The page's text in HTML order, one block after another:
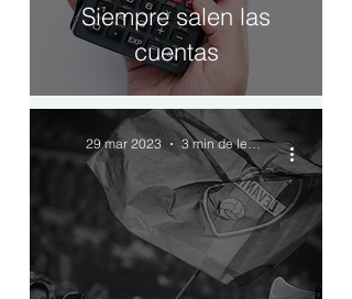
Siempre salen las
cuentas
29 mar 2023 3 min de lectura